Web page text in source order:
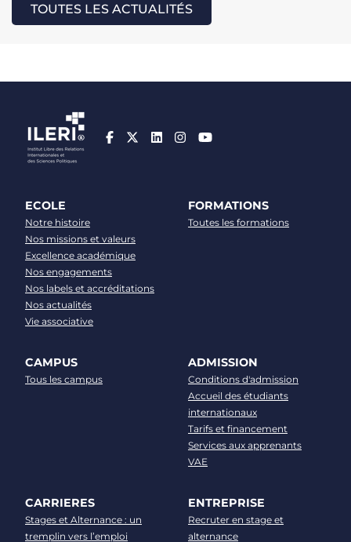
TOUTES LES ACTUALITÉS
ECOLE
Notre histoire
Nos missions et valeurs
Excellence académique
Nos engagements
Nos labels et accréditations
Nos actualités
Vie associative
FORMATIONS
Toutes les formations
CAMPUS
Tous les campus
ADMISSION
Conditions d'admission
Accueil des étudiants
internationaux
Tarifs et financement
Services aux apprenants
VAE
CARRIERES
Stages et Alternance : un
tremplin vers l’emploi
ENTREPRISE
Recruter en stage et
alternance